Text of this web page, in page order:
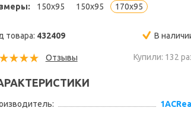
150x95 150x95 170x95
товара: 432409 В
Отзывы Купили: 132